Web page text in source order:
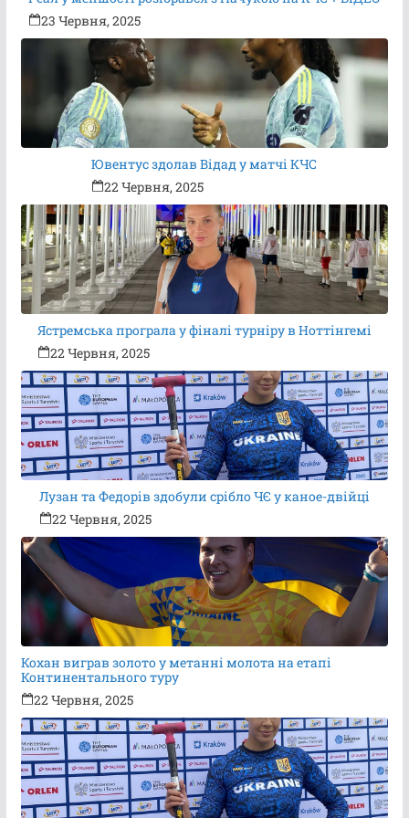
23 Червня, 2025
Ювентус здолав Відад у матчі КЧС
22 Червня, 2025
Ястремська програла у фіналі турніру в Ноттінгемі
22 Червня, 2025
Лузан та Федорів здобули срібло ЧЄ у каное-двійці
22 Червня, 2025
Кохан виграв золото у метанні молота на етапі
Континентального туру
22 Червня, 2025